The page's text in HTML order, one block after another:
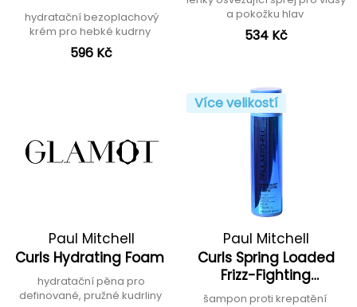
hydratační bezoplachový
krém pro hebké kudrny
596 Kč
a pokožku hlav
534 Kč
Paul Mitchell
Curls Hydrating Foam
hydratační pěna pro
definované, pružné kudrliny
Více velikostí
Paul Mitchell
Curls Spring Loaded
Frizz-Fighting
Shampoo
šampon proti krepatění